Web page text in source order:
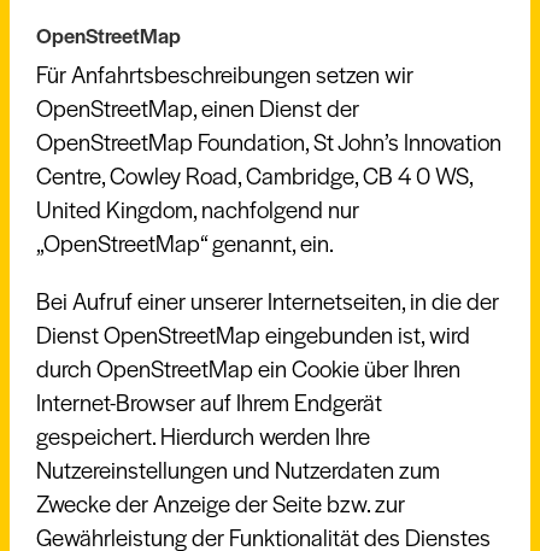
OpenStreetMap
Für Anfahrtsbeschreibungen setzen wir
OpenStreetMap, einen Dienst der
OpenStreetMap Foundation, St John’s Innovation
Centre, Cowley Road, Cambridge, CB 4 0 WS,
United Kingdom, nachfolgend nur
„OpenStreetMap“ genannt, ein.
Bei Aufruf einer unserer Internetseiten, in die der
Dienst OpenStreetMap eingebunden ist, wird
durch OpenStreetMap ein Cookie über Ihren
Internet-Browser auf Ihrem Endgerät
gespeichert. Hierdurch werden Ihre
Nutzereinstellungen und Nutzerdaten zum
Zwecke der Anzeige der Seite bzw. zur
Gewährleistung der Funktionalität des Dienstes